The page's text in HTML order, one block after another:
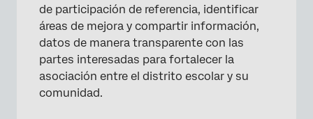
de participación de referencia, identificar
áreas de mejora y compartir información,
datos de manera transparente con las
partes interesadas para fortalecer la
asociación entre el distrito escolar y su
comunidad.